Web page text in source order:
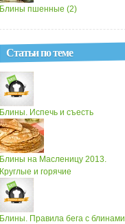
Блины пшенные (2)
Статьи по теме
Блины. Испечь и съесть
Блины на Масленицу 2013.
Круглые и горячие
Блины. Правила бега с блинами